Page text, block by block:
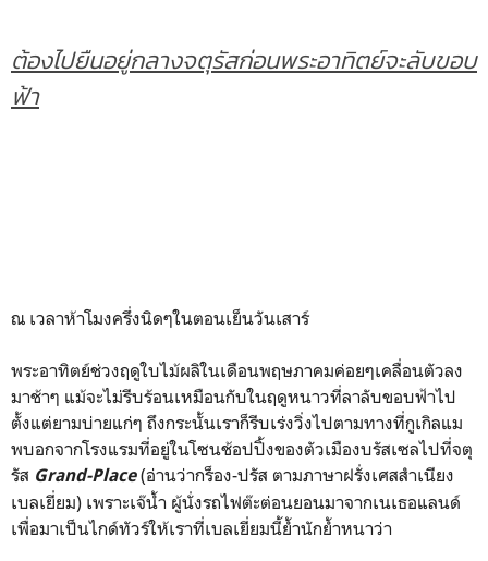
ต้องไปยืนอยู่กลางจตุรัสก่อนพระอาทิตย์จะลับขอบ
ฟ้า
ณ เวลาห้าโมงครึ่งนิดๆในตอนเย็นวันเสาร์
พระอาทิตย์ช่วงฤดูใบไม้ผลิในเดือนพฤษภาคมค่อยๆเคลื่อนตัวลง
มาช้าๆ แม้จะไม่รีบร้อนเหมือนกับในฤดูหนาวที่ลาลับขอบฟ้าไป
ตั้งแต่ยามบ่ายแก่ๆ ถึงกระนั้นเราก็รีบเร่งวิ่งไปตามทางที่กูเกิลแม
พบอกจากโรงแรมที่อยู่ในโซนช้อปปิ้งของตัวเมืองบรัสเซลไปที่จตุ
รัส Grand-Place(อ่านว่ากร็อง-ปรัส ตามภาษาฝรั่งเศสสำเนียง
เบลเยี่ยม) เพราะเจ๊น้ำ ผู้นั่งรถไฟต๊ะต่อนยอนมาจากเนเธอแลนด์
เพื่อมาเป็นไกด์ทัวร์ให้เราที่เบลเยี่ยมนี้ย้ำนักย้ำหนาว่า